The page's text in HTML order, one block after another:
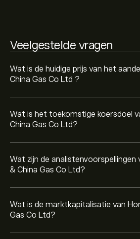
Veelgestelde vragen
Wat is de huidige prijs van het
China Gas Co Ltd ?
Wat is het toekomstige koersdoel
China Gas Co Ltd?
Wat zijn de analistenvoorspellingen
& China Gas Co Ltd?
Wat is de marktkapitalisatie van
Gas Co Ltd?